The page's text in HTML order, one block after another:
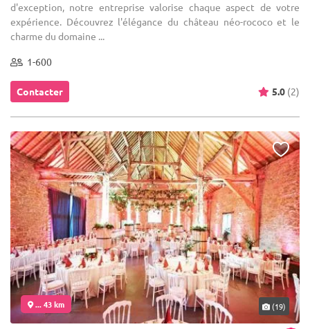
d'exception, notre entreprise valorise chaque aspect de votre
expérience. Découvrez l'élégance du château néo-rococo et le
charme du domaine ...
1-600
Contacter 5.0 (2)
... 43 km (19)